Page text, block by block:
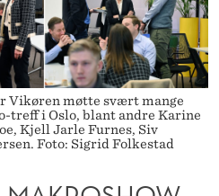
Vikøren møtte svært mange
treff i Oslo, blant andre Karine
Kjell Jarle Furnes, Siv
Foto: Sigrid Folkestad